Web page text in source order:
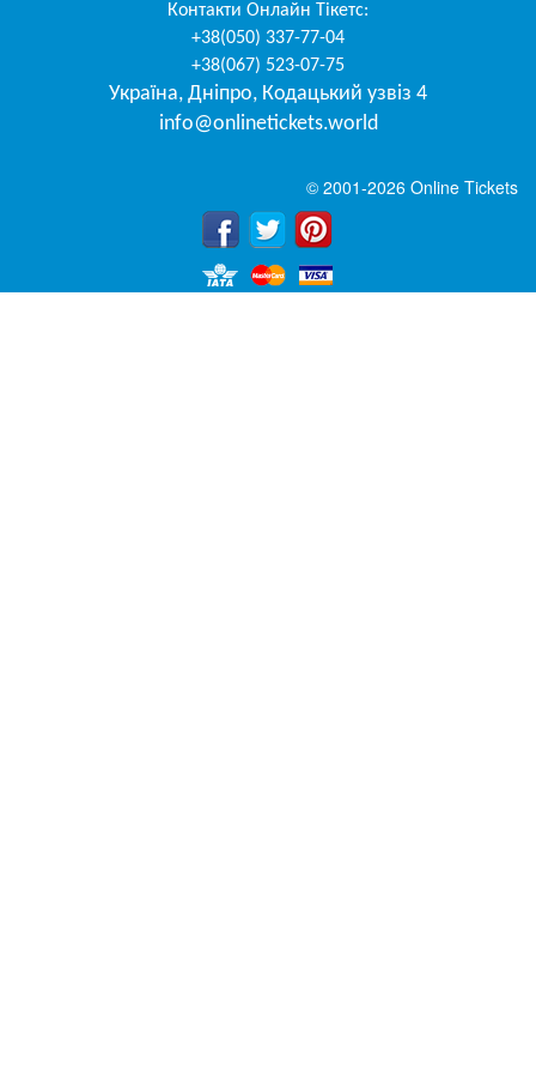
Контакти Онлайн Тікетс:
+38(050) 337-77-04
+38(067) 523-07-75
Україна, Дніпро, Кодацький узвіз 4
info@onlinetickets.world
© 2001-2026 Online Tickets